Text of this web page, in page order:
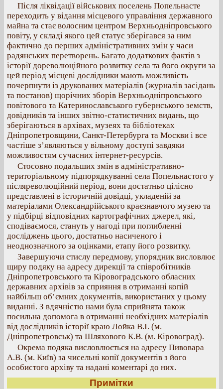
Після ліквідації військових поселень Попельнасте
переходить у відання місцевого управління державного
майна та стає волосним центром Верхньодніпровського
повіту, у складі якого цей статус зберігався за ним
фактично до перших адміністративних змін у часи
радянських перетворень. Багато додаткових фактів з
історії дореволюційного розвитку села та його округи за
цей період місцеві дослідники мають можливість
почерпнути із друкованих матеріалів (журналів засідань
та постанов) щорічних зборів Верхньодніпровського
повітового та Катеринославського губернського земств,
довідників та інших звітно-статистичних видань, що
зберігаються в архівах, музеях та бібліотеках
Дніпропетровщини, Санкт-Петербурга та Москви і все
частіше з’являються у вільному доступі завдяки
можливостям сучасних інтернет-ресурсів.
Стосовно подальших змін в адміністративно-
територіальному підпорядкуванні села Попельнастого у
післяреволюційний період, вони достатньо цілісно
представлені в історичній довідці, укладеній за
матеріалами Олександрійського краєзнавчого музею та
у підбірці відповідних картографічних джерел, які,
сподіваємося, стануть у нагоді при поглибленні
досліджень цього, достатньо насиченого і
неоднозначного за оцінками, етапу його розвитку.
Завершуючи стислу передмову, упорядник висловлює
щиру подяку на адресу дирекції та співробітників
Дніпропетровського та Кіровоградського обласних
державних архівів за сприяння в отриманні копій
найбільш об’ємних документів, використаних у цьому
виданні. З вдячністю нами була сприйнята також
посильна допомога в отриманні необхідних матеріалів
від дослідників історії краю Лойка В.І. (м.
Дніпропетровськ) та Шляхового К.В. (м. Кіровоград).
Окрема подяка висловлюється на адресу Пивовара
А.В. (м. Київ) за чисельні копії документів з його
особистого архіву та надані коментарі до них.
Примітки